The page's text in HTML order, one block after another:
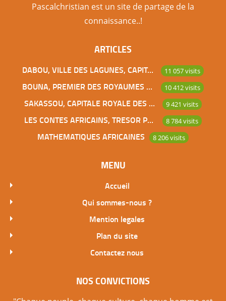
Pascalchristian est un site de partage de la
connaissance..!
ARTICLES
DABOU, VILLE DES LAGUNES, CAPITALE DES ADJOUKROU 11 057 visits
BOUNA, PREMIER DES ROYAUMES DE CÔTE D’IVOIRE 10 412 visits
SAKASSOU, CAPITALE ROYALE DES BAOULES 9 421 visits
LES CONTES AFRICAINS, TRESOR POUR L’HUMANITE 8 784 visits
MATHEMATIQUES AFRICAINES 8 206 visits
MENU
Accueil
Qui sommes-nous ?
Mention legales
Plan du site
Contactez nous
NOS CONVICTIONS